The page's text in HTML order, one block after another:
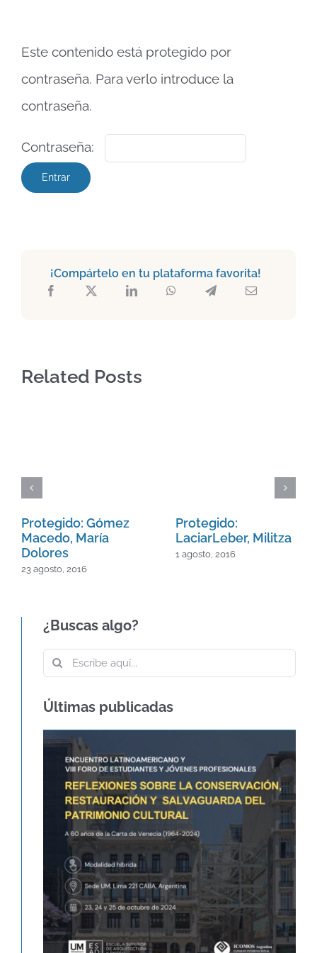
Este contenido está protegido por
contraseña. Para verlo introduce la
contraseña.
Contraseña:
¡Compártelo en tu plataforma favorita!
Related Posts
Protegido: Gómez
Macedo, María
Dolores
23 agosto, 2016
Protegido:
LaciarLeber, Militza
1 agosto, 2016
¿Buscas algo?
Buscar:
Últimas publicadas
60º ANIVERSARIO DE LA CARTA DE
VENECIA – CARTA
INTERNACIONAL SOBRE LA
CONSERVACIÓN Y LA
RESTAURACIÓN DE
MONUMENTOS Y SITIOS
Agenda Novedades